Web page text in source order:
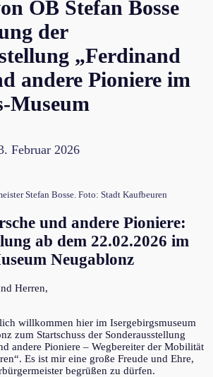
OB Stefan Bosse
der
„Ferdinand
andere Pioniere im
Museum
Februar 2026
Stefan Bosse. Foto: Stadt Kaufbeuren
und andere Pioniere:
ab dem 22.02.2026 im
Neugablonz
Herren,
willkommen hier im Isergebirgsmuseum
zum Startschuss der Sonderausstellung
andere Pioniere – Wegbereiter der Mobilität
Es ist mir eine große Freude und Ehre,
begrüßen zu dürfen.